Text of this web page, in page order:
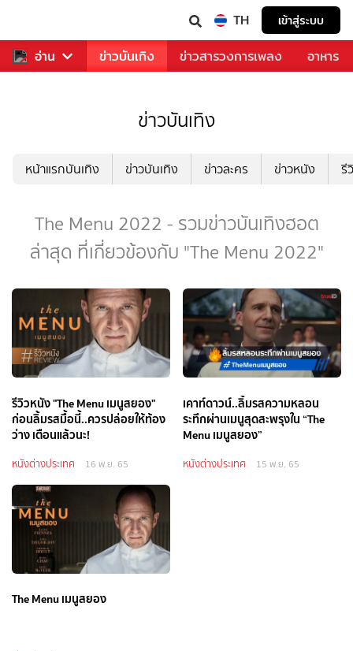
TH เข้าสู่ระบบ
อ่าน
กีฬา ข่าว ข่าวบันเทิง ข่าวสารวงการเพลง อาหาร
ข่าวบันเทิง
หน้าแรกบันเทิง ข่าวบันเทิง ข่าวละคร ข่าวหนัง รี
The Menu 2022 - รวมข่าวบันเทิงฮอต
ล่าสุด ที่เกี่ยวข้องกับ "The Menu 2022"
รีวิวหนัง "The Menu เมนูสยอง"
ก่อนลิ้มรสมื้อนี้..ควรปล่อยให้ท้อง
ว่าง เตือนแล้วนะ!
หนังต่างประเทศ 16 พ.ย. 65
เคาท์ดาวน์..ลิ้มรสความหลอน
ระทึกผ่านเมนูสุดสะพรุงใน “The
Menu เมนูสยอง”
หนังต่างประเทศ 15 พ.ย. 65
The Menu เมนูสยอง